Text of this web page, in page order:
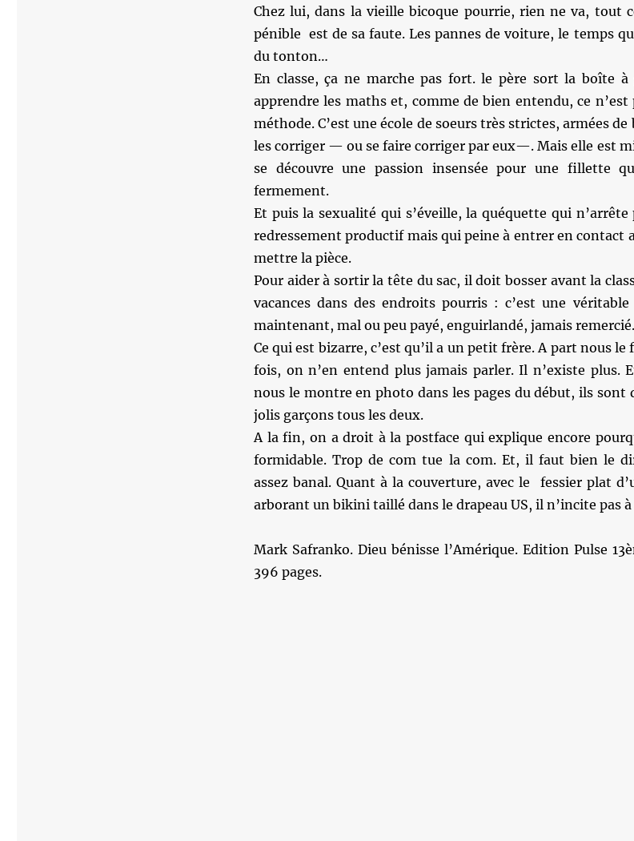
Chez lui, dans la vieille bicoque pourrie, rien ne va, tout
pénible est de sa faute. Les pannes de voiture, le temps
du tonton…
En classe, ça ne marche pas fort. le père sort la boîte
apprendre les maths et, comme de bien entendu, ce n’est
méthode. C’est une école de soeurs très strictes, armées
les corriger — ou se faire corriger par eux—. Mais elle est
se découvre une passion insensée pour une fillette
fermement.
Et puis la sexualité qui s’éveille, la quéquette qui n’arrête
redressement productif mais qui peine à entrer en contact
mettre la pièce.
Pour aider à sortir la tête du sac, il doit bosser avant la
vacances dans des endroits pourris : c’est une
maintenant, mal ou peu payé, enguirlandé, jamais remercié.
Ce qui est bizarre, c’est qu’il a un petit frère. A part nous le
fois, on n’en entend plus jamais parler. Il n’existe plus.
nous le montre en photo dans les pages du début, ils sont
jolis garçons tous les deux.
A la fin, on a droit à la postface qui explique encore
formidable. Trop de com tue la com. Et, il faut bien le
assez banal. Quant à la couverture, avec le fessier plat
arborant un bikini taillé dans le drapeau US, il n’incite pas à
Mark Safranko. Dieu bénisse l’Amérique. Edition Pulse
396 pages.